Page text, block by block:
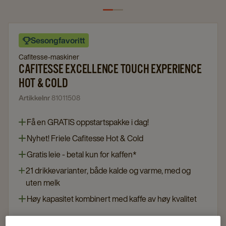
Sesongfavoritt
Cafitesse-maskiner
CAFITESSE EXCELLENCE TOUCH EXPERIENCE
HOT & COLD
Artikkelnr81011508
Få en GRATIS oppstartspakke i dag!
Nyhet! Friele Cafitesse Hot & Cold
Gratis leie - betal kun for kaffen*
21 drikkevarianter, både kalde og varme, med og
uten melk
Høy kapasitet kombinert med kaffe av høy kvalitet